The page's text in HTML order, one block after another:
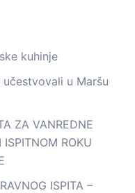
kuhinje
u Maršu
ZA VANREDNE
ROKU
ISPITA –